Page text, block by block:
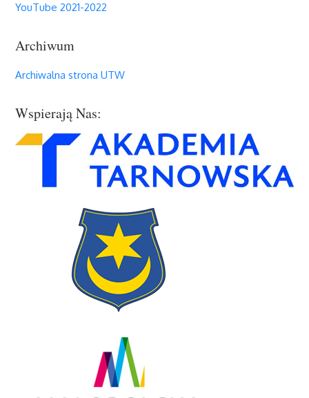
YouTube 2021-2022
Archiwum
Archiwalna strona UTW
Wspierają Nas: